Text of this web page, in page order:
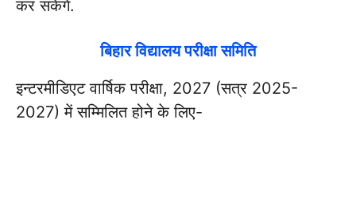
कर सकेंगे.
बिहार विद्यालय परीक्षा समिति
इन्टरमीडिएट वार्षिक परीक्षा, 2027 (सत्र 2025-
2027) में सम्मिलित होने के लिए-